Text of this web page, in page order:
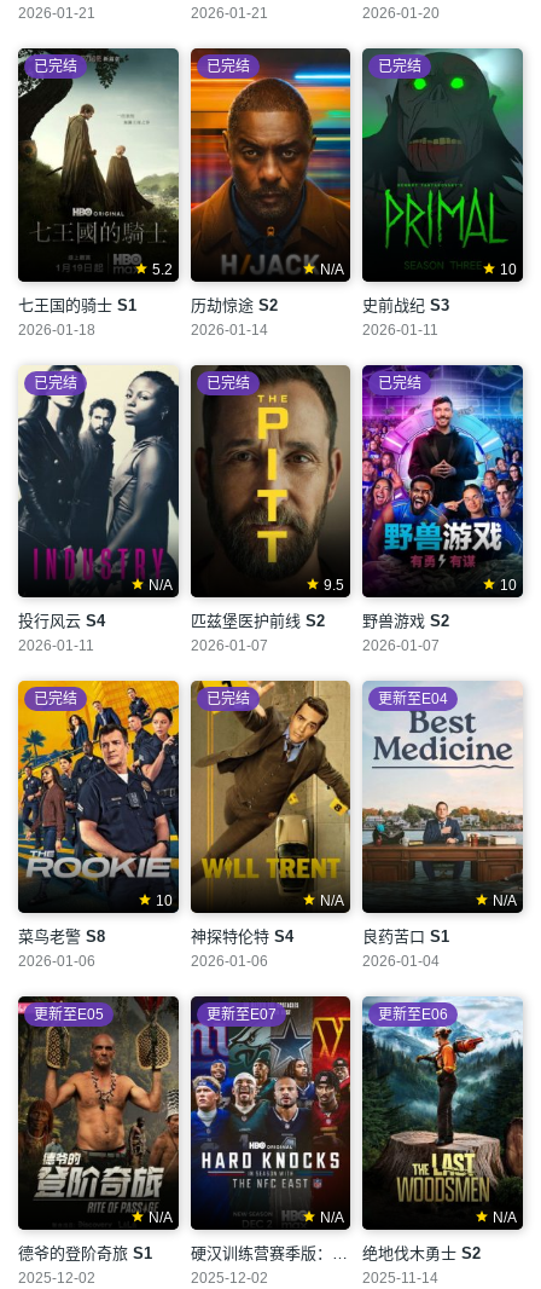
2026-01-21 2026-01-21 2026-01-20
5.2
已完结
七王国的骑士 S1
2026-01-18
N/A
已完结
历劫惊途 S2
2026-01-14
10
已完结
史前战纪S3
2026-01-11
N/A
已完结
投行风云 S4
2026-01-11
9.5
已完结
匹兹堡医护前线 S2
2026-01-07
10
已完结
野兽游戏S2
2026-01-07
10
已完结
菜鸟老警 S8
2026-01-06
N/A
已完结
神探特伦特 S4
2026-01-06
N/A
更新至E04
良药苦口S1
2026-01-04
N/A
更新至E05
德爷的登阶奇旅 S1
2025-12-02
N/A
更新至E07
S5
2025-12-02
N/A
更新至E06
绝地伐木勇士S2
2025-11-14